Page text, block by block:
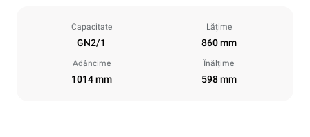
Capacitate
GN2/1
Lățime
860 mm
Adâncime
1014 mm
Înălțime
598 mm